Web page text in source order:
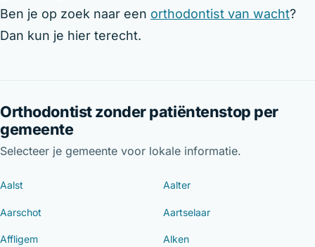
Ben je op zoek naar een orthodontist van wacht?
Dan kun je hier terecht.
Orthodontist zonder patiëntenstop per
gemeente
Selecteer je gemeente voor lokale informatie.
Aalst Aalter
Aarschot Aartselaar
Affligem Alken